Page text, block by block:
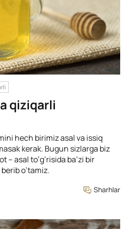
qiziqarli
hech birimiz asal va issiq
kerak. Bugun sizlarga biz
asal to’g’risida ba’zi bir
o’tamiz.
Sharhlar